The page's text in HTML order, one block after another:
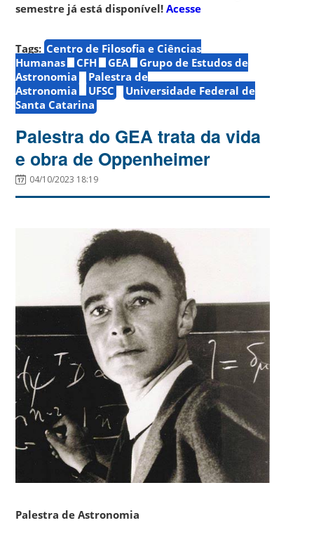
semestre já está disponível!Acesse
Tags: Centro de Filosofia e Ciências
Humanas
CFH GEA
Grupo de Estudos de
Astronomia
Palestra de
Astronomia
UFSC
Universidade Federal de
Santa Catarina
Palestra do GEA trata da vida
e obra de Oppenheimer
04/10/2023 18:19
Palestra de Astronomia